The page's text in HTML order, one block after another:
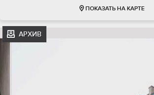
ПОКАЗАТЬ НА КАРТЕ
АРХИВ